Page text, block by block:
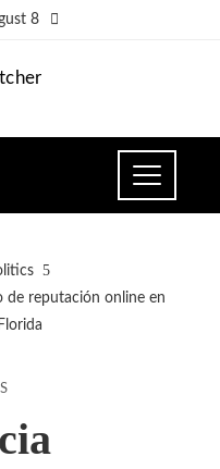
8
de reputación online en